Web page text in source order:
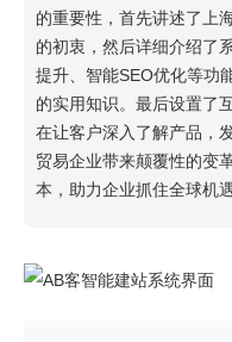
的重要性，首先讲述了上
的初衷，然后详细介绍了
提升、智能SEO优化等功
的实用知识。最后设置了
在让客户深入了解产品，
贸易企业带来颠覆性的变
本，助力企业抓住全球机遇